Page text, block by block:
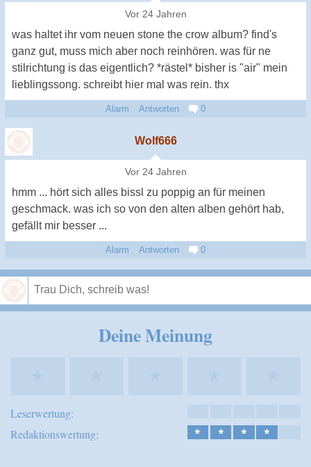
Vor 24 Jahren
was haltet ihr vom neuen stone the crow album? find's
ganz gut, muss mich aber noch reinhören. was für ne
stilrichtung is das eigentlich? *rästel* bisher is "air" mein
lieblingssong. schreibt hier mal was rein. thx
Alarm Antworten 0
Wolf666
Vor 24 Jahren
hmm ... hört sich alles bissl zu poppig an für meinen
geschmack. was ich so von den alten alben gehört hab,
gefällt mir besser ...
Alarm Antworten 0
Deine Meinung
Leserwertung:
Redaktionswertung:
★ ★ ★ ★